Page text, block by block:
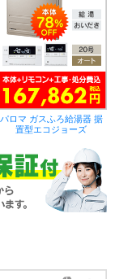
パロマ ガスふろ給湯器 据
置型エコジョーズ